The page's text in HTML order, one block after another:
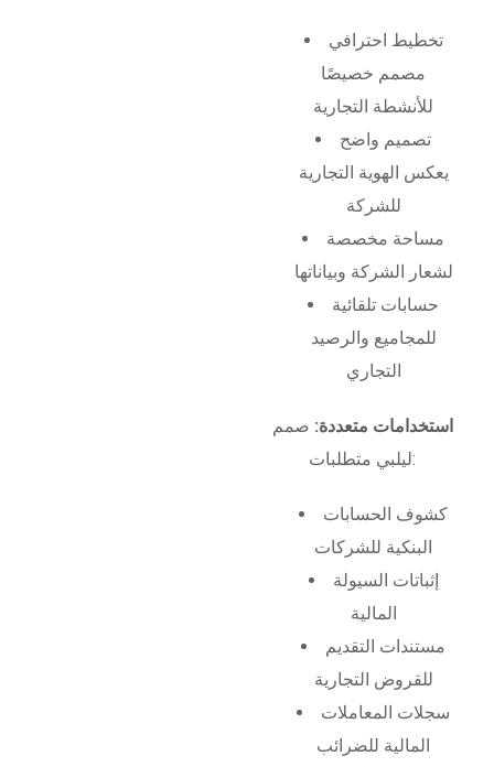
تخطيط احترافي
مصمم خصيصًا
للأنشطة التجارية
تصميم واضح
يعكس الهوية التجارية
للشركة
مساحة مخصصة
لشعار الشركة وبياناتها
حسابات تلقائية
للمجاميع والرصيد
التجاري
استخدامات متعددة: صمم
ليلبي متطلبات:
كشوف الحسابات
البنكية للشركات
إثباتات السيولة
المالية
مستندات التقديم
للقروض التجارية
سجلات المعاملات
المالية للضرائب